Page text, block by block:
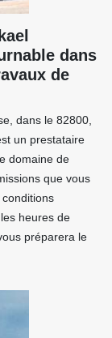
dans
de
dans le 82800,
un prestataire
domaine de
que vous
heures de
préparera le